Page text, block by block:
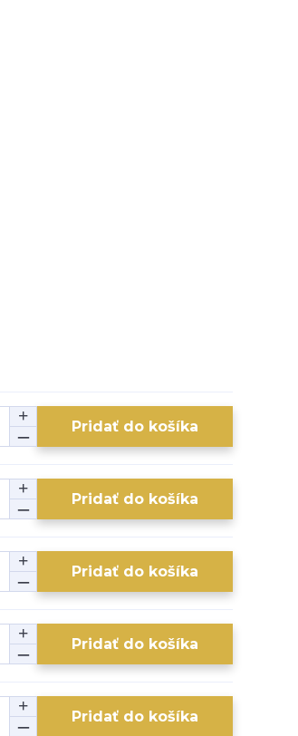
Pridať do košíka
Pridať do košíka
Pridať do košíka
Pridať do košíka
Pridať do košíka